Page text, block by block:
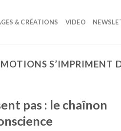
& CRÉATIONS VIDEO
S’IMPRIMENT
pas : le chaînon